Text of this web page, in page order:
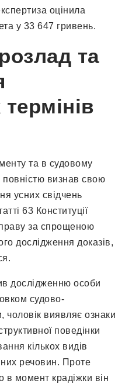
оцінила
у 33 647 гривень.
та
та в судовому
повністю визнав свою
усних свідчень
63 Конституції
за спрощеною
дослідження доказів,
дослідженню особи
судово-
чоловік виявляє ознаки
поведінки
кількох видів
речовин. Проте
в момент крадіжки він